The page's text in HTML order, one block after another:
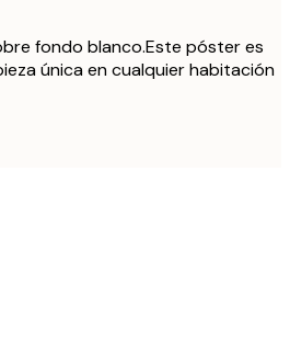
fondo blanco.Este póster es
única en cualquier habitación